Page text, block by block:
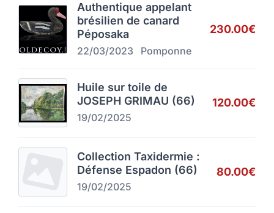
Authentique appelant
brésilien de canard
Péposaka
22/03/2023 Pomponne
230.00€
Huile sur toile de
JOSEPH GRIMAU (66)
19/02/2025
120.00€
Collection Taxidermie :
Défense Espadon (66)
19/02/2025
80.00€